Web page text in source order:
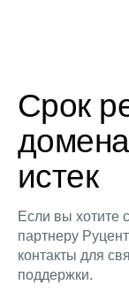
Срок
истек
Если вы хотите
партнеру
контакты для
поддержки.